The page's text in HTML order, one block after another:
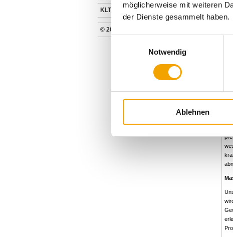
möglicherweise mit weiteren
der Dienste gesammelt haben.
Notwendig
Ablehnen
KLT-Behälter aus Kunststoff
© 2026 verpackung24 GmbH